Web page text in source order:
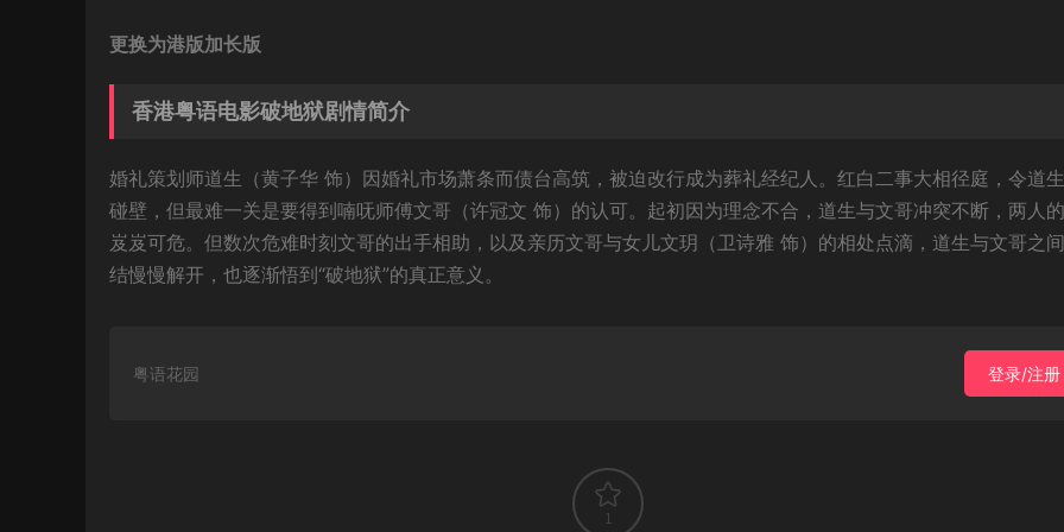
更换为港版加长版
香港粤语电影破地狱剧情简介
婚礼策划师道生（黄子华 饰）因婚礼市场萧条而债台高筑，被迫改行成为葬礼经纪人。红白二事大相径庭，令道
碰壁，但最难一关是要得到喃呒师傅文哥（许冠文 饰）的认可。起初因为理念不合，道生与文哥冲突不断，两人
岌岌可危。但数次危难时刻文哥的出手相助，以及亲历文哥与女儿文玥（卫诗雅 饰）的相处点滴，道生与文哥之
结慢慢解开，也逐渐悟到“破地狱”的真正意义。
粤语花园 登录/注册
1